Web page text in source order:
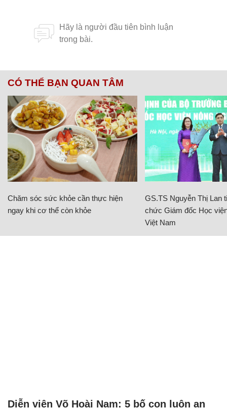
CÓ THỂ BẠN QUAN TÂM
Chăm sóc sức khỏe cần thực hiện
ngay khi cơ thể còn khỏe
GS.TS Nguyễn Thị Lan
chức Giám đốc Học
Việt Nam
Diễn viên Võ Hoài Nam: 5 bố con luôn an